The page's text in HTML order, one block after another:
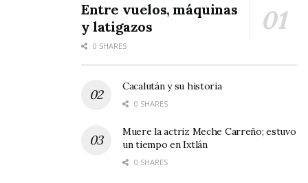
Entre vuelos, máquinas
y latigazos
0 SHARES
Cacalután y su historia
0 SHARES
Muere la actriz Meche Carreño; estuvo
un tiempo en Ixtlán
0 SHARES